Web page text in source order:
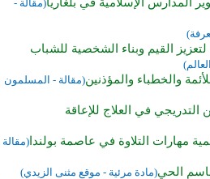
(مقالة -
لتعزيز القيم وبناء الشخصية للشباب
والخطباء والمؤذنين(مقالة - المسلمون
التدريجي في العلاج للإعاقة
مهارات التلاوة في عاصمة بولندا (مقالة
(مادة مرئية - موقع مثنى الزيدي)